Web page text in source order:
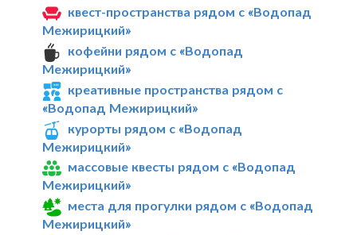
квест-пространства рядом с «Водопад
Межирицкий»
кофейни рядом с «Водопад
Межирицкий»
креативные пространства рядом с
«Водопад Межирицкий»
курорты рядом с «Водопад
Межирицкий»
массовые квесты рядом с «Водопад
Межирицкий»
места для прогулки рядом с «Водопад
Межирицкий»